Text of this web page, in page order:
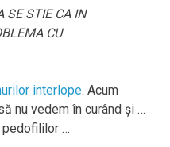
SE STIE CA IN
CU
interlope. Acum
nu vedem în curând şi …
pedofililor …